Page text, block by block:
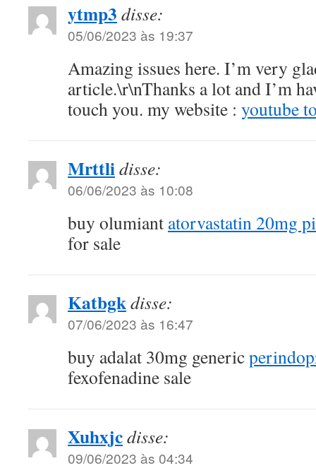
ytmp3 disse:
05/06/2023 às 19:37
Amazing issues here. I’m very
article.\r\nThanks a lot and I’m
touch you. my website : youtube
Mrttlidisse:
06/06/2023 às 10:08
buy olumiant atorvastatin 20mg
for sale
Katbgkdisse:
07/06/2023 às 16:47
buy adalat 30mg generic
fexofenadine sale
Xuhxjcdisse:
09/06/2023 às 04:34